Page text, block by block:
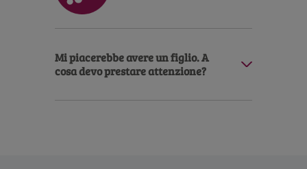
Mi piacerebbe avere un figlio. A
cosa devo prestare attenzione?